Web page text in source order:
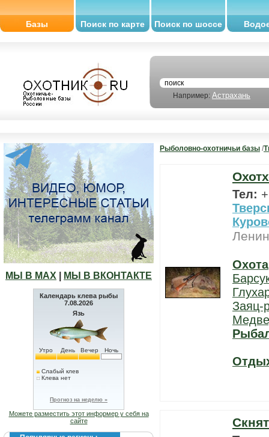
Базы Поиск по карте Поиск по шоссе
Например: Астрахань
МЫ В МАХ МЫ В ВКОНТАКТЕ
Календарь клева рыбы
7.08.2026
Язь
Утро День Вечер Ночь
Слабый клев
Клева нет
Прогноз на неделю »
Можете разместить этот информер у себя на
сайте
Рыболовно-охотничьи базы /
Тел:
Охота
Заяц-